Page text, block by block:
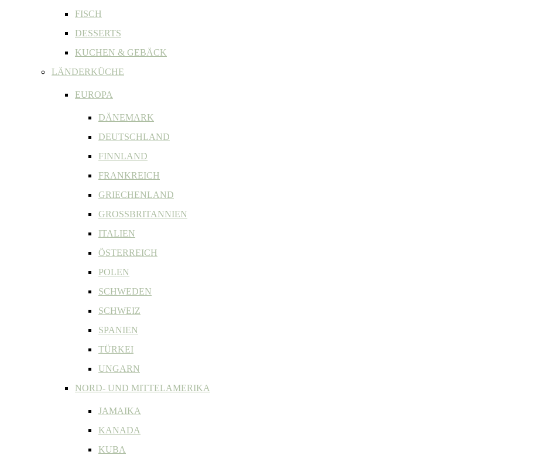
FISCH
DESSERTS
KUCHEN & GEBÄCK
LÄNDERKÜCHE
EUROPA
DÄNEMARK
DEUTSCHLAND
FINNLAND
FRANKREICH
GRIECHENLAND
GROSSBRITANNIEN
ITALIEN
ÖSTERREICH
POLEN
SCHWEDEN
SCHWEIZ
SPANIEN
TÜRKEI
UNGARN
NORD- UND MITTELAMERIKA
JAMAIKA
KANADA
KUBA